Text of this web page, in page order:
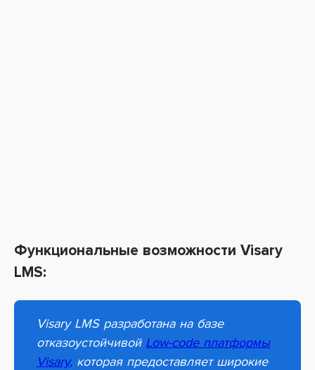
Функциональные возможности Visary
LMS:
Visary LMS разработана на базе
отказоустойчивой Low-code платформы
Visary, которая предоставляет широкие